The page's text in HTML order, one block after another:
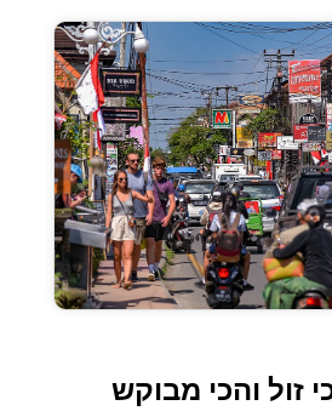
זול והכי מבוקש